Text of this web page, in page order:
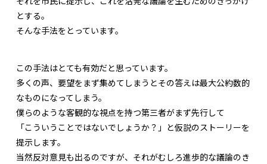
とする。
そんな手法をとっています。
この手法はとても有効だと思っています。
多くの声、要望をまず集めてしまうとその答えは最大公約数的
なものになってしまう。
僕らのような客観的な視点を持つ第三者がまず先行して
「こういうことではないでしょうか？」と仮説のストーリーを
提示します。
当然反対意見も出るのですが、それがむしろ進歩的な議論のき